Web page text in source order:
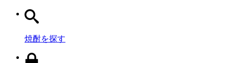
焼酎を探す